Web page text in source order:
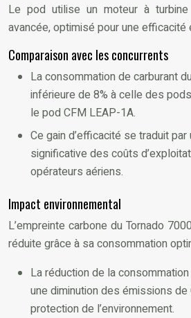
Le pod utilise un moteur à
avancée, optimisé pour une efficacité
Comparaison avec les concurrents
La consommation de carburant
inférieure de 8% à celle des
le pod CFM LEAP-1A.
Ce gain d’efficacité se traduit
significative des coûts
opérateurs aériens.
Impact environnemental
L’empreinte carbone du Tornado
réduite grâce à sa consommation
La réduction de la
une diminution des émissions de
protection de l’environnement.